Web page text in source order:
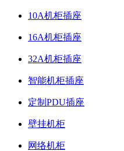
10A机柜插座
16A机柜插座
32A机柜插座
智能机柜插座
定制PDU插座
壁挂机柜
网络机柜